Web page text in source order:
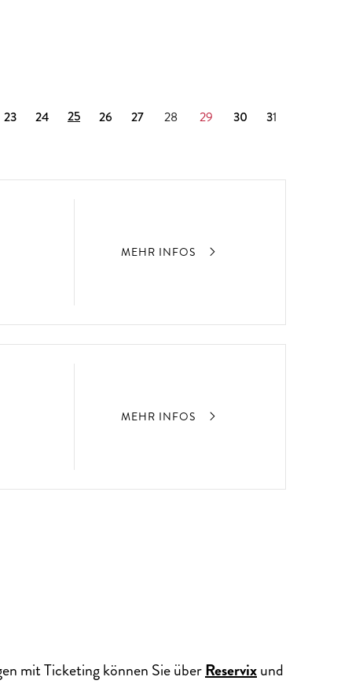
23 24 25 26 27 28 29 30 31
MEHR INFOS
MEHR INFOS
mit Ticketing können Sie überReservixund